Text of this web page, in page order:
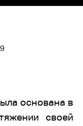
основана в
своей